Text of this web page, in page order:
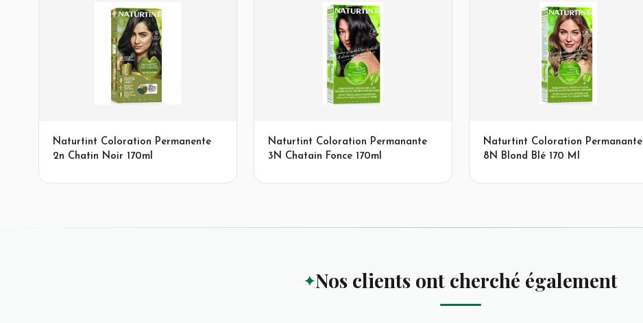
Naturtint Coloration Permanente
2n Chatin Noir 170ml
Naturtint Coloration Permanante
3N Chatain Fonce 170ml
Naturtint Coloration Permanante
8N Blond Blé 170 Ml
Nos clients ont cherché également